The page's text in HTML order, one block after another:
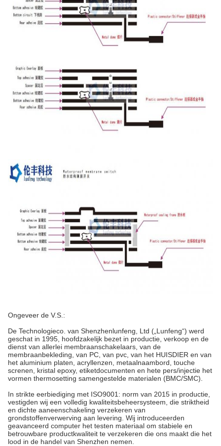
Ongeveer de V.S.:
De Technologieco. van Shenzhenlunfeng, Ltd („Lunfeng“) werd
geschat in 1995, hoofdzakelijk bezet in productie, verkoop en de
dienst van allerlei membraanschakelaars, van de
membraanbekleding, van PC, van pvc, van het HUISDIER en van
het aluminium platen, acryllenzen, metaalnaambord, touche
screnen, kristal epoxy, etiketdocumenten en hete pers/injectie het
vormen thermosetting samengestelde materialen (BMC/SMC).
In strikte eerbiediging met ISO9001: norm van 2015 in productie,
vestigden wij een volledig kwaliteitsbeheersysteem, die striktheid
en dichte aaneenschakeling verzekeren van
grondstoffenverwerving aan levering. Wij introduceerden
geavanceerd computer het testen materiaal om stabiele en
betrouwbare productkwaliteit te verzekeren die ons maakt die het
lood in de handel van Shenzhen nemen.